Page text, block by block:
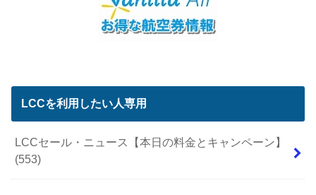
LCCを利用したい人専用
LCCセール・ニュース【本日の料金とキャンペーン】
(553)